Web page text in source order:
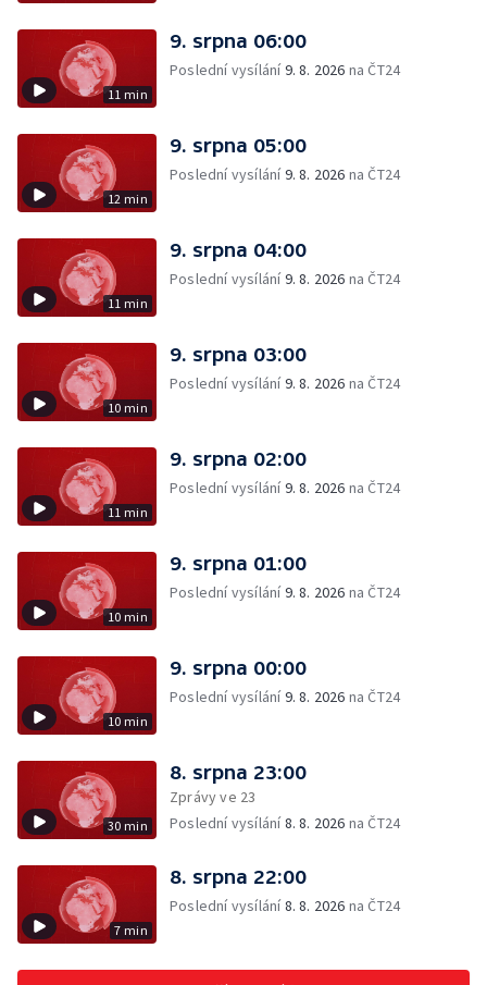
11 min
9. srpna 06:00
Poslední vysílání9. 8. 2026 na ČT24
12 min
9. srpna 05:00
Poslední vysílání9. 8. 2026 na ČT24
11 min
9. srpna 04:00
Poslední vysílání9. 8. 2026 na ČT24
10 min
9. srpna 03:00
Poslední vysílání9. 8. 2026 na ČT24
11 min
9. srpna 02:00
Poslední vysílání9. 8. 2026 na ČT24
10 min
9. srpna 01:00
Poslední vysílání9. 8. 2026 na ČT24
10 min
9. srpna 00:00
Poslední vysílání9. 8. 2026 na ČT24
30 min
8. srpna 23:00
Zprávy ve 23
Poslední vysílání8. 8. 2026 na ČT24
7 min
8. srpna 22:00
Poslední vysílání8. 8. 2026 na ČT24